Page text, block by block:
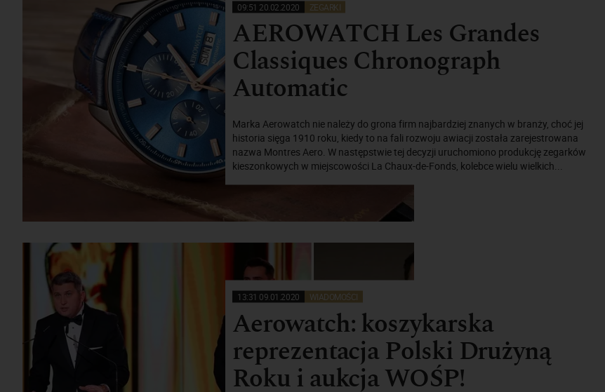
09:51 20.02.2020 ZEGARKI
AEROWATCH Les Grandes
Classiques Chronograph
Automatic
Marka Aerowatch nie należy do grona firm najbardziej znanych w branży, choć jej
historia sięga 1910 roku, kiedy to na fali rozwoju awiacji została zarejestrowana
nazwa Montres Aero. W następstwie tej decyzji uruchomiono produkcję zegarków
kieszonkowych w miejscowości La Chaux-de-Fonds, kolebce wielu wielkich...
13:31 09.01.2020 WIADOMOŚCI
Aerowatch: koszykarska
reprezentacja Polski Drużyną
Roku i aukcja WOŚP!